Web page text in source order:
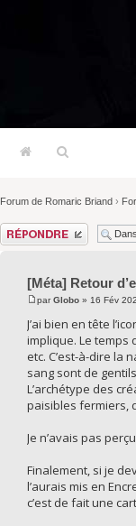
Forum de Romaric Briand ›
Répondre
[Méta] Retour
parGlobo » 16 Fév
J’ai bien en tête
implique. Le temps
etc. C’est-à-dire la
sang sont de
L’archétype des
paisibles fermiers,
Je n’avais pas
Finalement, si je
l’aurais mis en
c’est de fait une